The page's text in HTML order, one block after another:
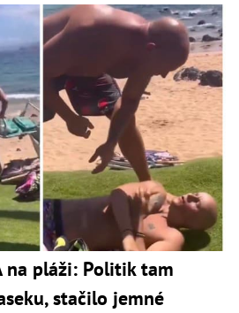
na pláži: Politik tam
stačilo jemné